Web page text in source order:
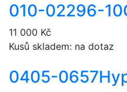
010-02296-10
11 000 Kč
Kusů skladem: na dotaz
0405-0657